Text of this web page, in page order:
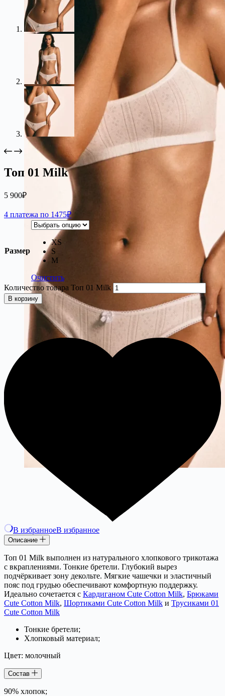
Топ 01 Milk
5 900₽
4 платежа по 1475₽
Размер
XS
S
M
Очистить
Количество товара Топ 01 Milk
В корзину
В избранноеВ избранное
Описание
Топ 01 Milk выполнен из натурального хлопкового трикотажа
с вкраплениями. Тонкие бретели. Глубокий вырез
подчёркивает зону декольте. Мягкие чашечки и эластичный
пояс под грудью обеспечивают комфортную поддержку.
Идеально сочетается с Кардиганом Cute Cotton Milk, Брюками
Cute Cotton Milk, Шортиками Cute Cotton Milk и Трусиками 01
Cute Cotton Milk
Тонкие бретели;
Хлопковый материал;
Цвет: молочный
Состав
90% хлопок;